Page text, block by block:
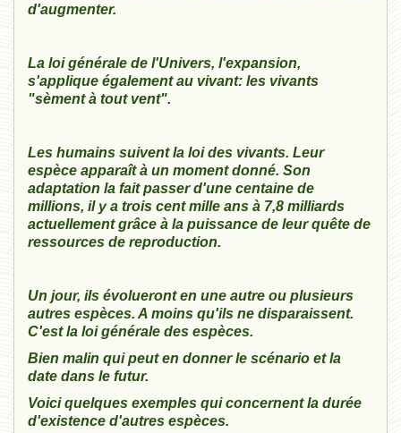
d'augmenter.
La loi générale de l'Univers, l'expansion,
s'applique également au vivant: les vivants
"sèment à tout vent".
Les humains suivent la loi des vivants. Leur
espèce apparaît à un moment donné. Son
adaptation la fait passer d'une centaine de
millions, il y a trois cent mille ans à 7,8 milliards
actuellement grâce à la puissance de leur quête de
ressources de reproduction.
Un jour, ils évolueront en une autre ou plusieurs
autres espèces. A moins qu'ils ne disparaissent.
C'est la loi générale des espèces.
Bien malin qui peut en donner le scénario et la
date dans le futur.
Voici quelques exemples qui concernent la durée
d'existence d'autres espèces.